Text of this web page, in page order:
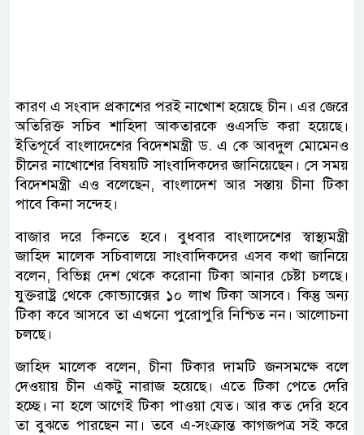
কারণ এ সংবাদ প্রকাশের পরই নাখোশ হয়েছে চীন। এর জেরে
অতিরিক্ত সচিব শাহিদা আকতারকে ওএসডি করা হয়েছে।
ইতিপূর্বে বাংলাদেশের বিদেশমন্ত্রী ড. এ কে আবদুল মোমেনও
চীনের নাখোশের বিষয়টি সাংবাদিকদের জানিয়েছেন। সে সময়
বিদেশমন্ত্রী এও বলেছেন, বাংলাদেশ আর সস্তায় চীনা টিকা
পাবে কিনা সন্দেহ।
বাজার দরে কিনতে হবে। বুধবার বাংলাদেশের স্বাস্থ্যমন্ত্রী
জাহিদ মালেক সচিবালয়ে সাংবাদিকদের এসব কথা জানিয়ে
বলেন, বিভিন্ন দেশ থেকে করোনা টিকা আনার চেষ্টা চলছে।
যুক্তরাষ্ট্র থেকে কোভ্যাক্সের ১০ লাখ টিকা আসবে। কিন্তু অন্য
টিকা কবে আসবে তা এখনো পুরোপুরি নিশ্চিত নন। আলোচনা
চলছে।
জাহিদ মালেক বলেন, চীনা টিকার দামটি জনসমক্ষে বলে
দেওয়ায় চীন একটু নারাজ হয়েছে। এতে টিকা পেতে দেরি
হচ্ছে। না হলে আগেই টিকা পাওয়া যেত। আর কত দেরি হবে
তা বুঝতে পারছেন না। তবে এ-সংক্রান্ত কাগজপত্র সই করে